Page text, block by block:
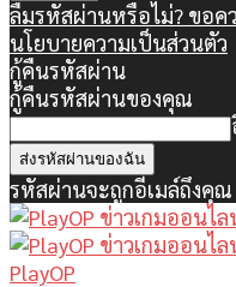
ลืมรหัสผ่านหรือไม่? ขอค
นโยบายความเป็นส่วนตัว
กู้คืนรหัสผ่าน
กู้คืนรหัสผ่านของคุณ
รหัสผ่านจะถูกอีเมล์ถึงคุณ
PlayOP